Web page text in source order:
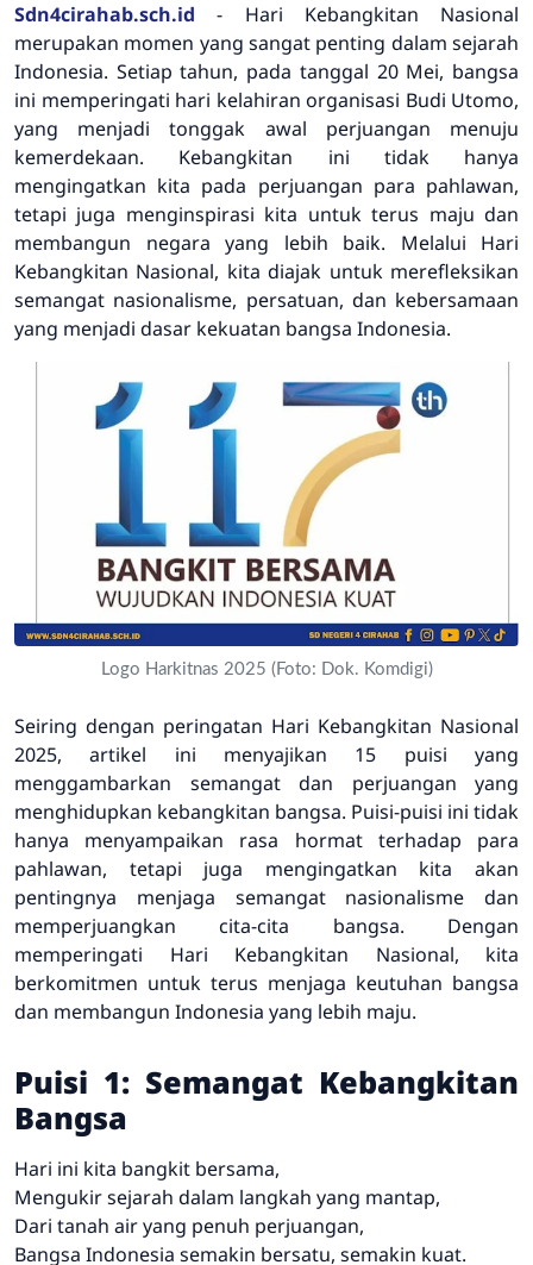
Sdn4cirahab.sch.id - Hari Kebangkitan Nasional
merupakan momen yang sangat penting dalam sejarah
Indonesia. Setiap tahun, pada tanggal 20 Mei, bangsa
ini memperingati hari kelahiran organisasi Budi Utomo,
yang menjadi tonggak awal perjuangan menuju
kemerdekaan. Kebangkitan ini tidak hanya
mengingatkan kita pada perjuangan para pahlawan,
tetapi juga menginspirasi kita untuk terus maju dan
membangun negara yang lebih baik. Melalui Hari
Kebangkitan Nasional, kita diajak untuk merefleksikan
semangat nasionalisme, persatuan, dan kebersamaan
yang menjadi dasar kekuatan bangsa Indonesia.
Logo Harkitnas 2025 (Foto: Dok. Komdigi)
Seiring dengan peringatan Hari Kebangkitan Nasional
2025, artikel ini menyajikan 15 puisi yang
menggambarkan semangat dan perjuangan yang
menghidupkan kebangkitan bangsa. Puisi-puisi ini tidak
hanya menyampaikan rasa hormat terhadap para
pahlawan, tetapi juga mengingatkan kita akan
pentingnya menjaga semangat nasionalisme dan
memperjuangkan cita-cita bangsa. Dengan
memperingati Hari Kebangkitan Nasional, kita
berkomitmen untuk terus menjaga keutuhan bangsa
dan membangun Indonesia yang lebih maju.
Puisi 1: Semangat Kebangkitan
Bangsa
Hari ini kita bangkit bersama,
Mengukir sejarah dalam langkah yang mantap,
Dari tanah air yang penuh perjuangan,
Bangsa Indonesia semakin bersatu, semakin kuat.